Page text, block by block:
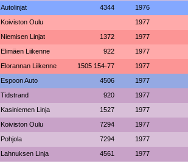
Autolinjat 4344 1976
Koiviston Oulu 1977
Niemisen Linjat 1372 1977
Elimäen Liikenne 922 1977
Elorannan Liikenne 1505 154-77 1977
Espoon Auto 4506 1977
Tidstrand 920 1977
Kasiniemen Linja 1527 1977
Koiviston Oulu 7294 1977
Pohjola 7294 1977
Lahnuksen Linja 4561 1977